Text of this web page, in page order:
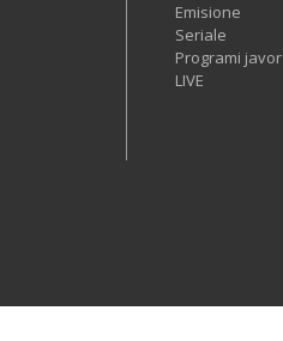
Emisione
Seriale
Programi javor
LIVE